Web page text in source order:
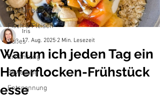
Vegetarisch
Fisch & Fleisch
Süßes
Ernährung
Bewegung
Entspannung
Warum ich jeden Tag ein
Haferflocken-Frühstück
esse
Iris
17. Aug. 2025 2 Min. Lesezeit